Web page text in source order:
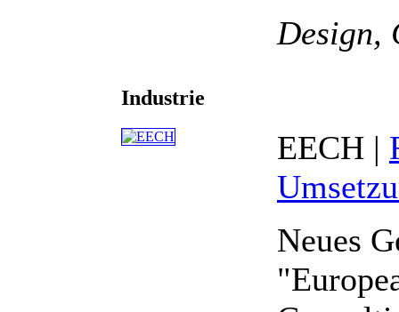
Design,
Industrie
EECH |
Neues